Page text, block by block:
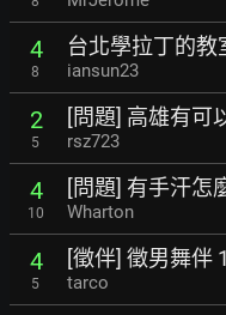
4
8
台北學拉丁的教
iansun23
2
5
[問題] 高雄有可
rsz723
4
10
[問題] 有手汗怎
Wharton
4
5
[徵伴] 徵男舞伴
tarco